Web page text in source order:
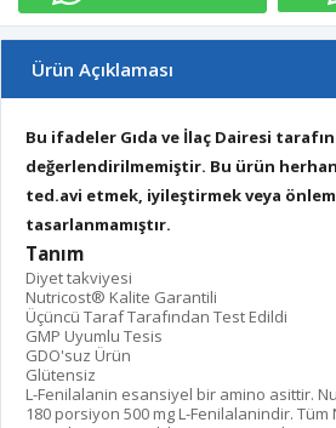
Ürün Açıklaması
Bu ifadeler Gıda ve İlaç Dairesi
değerlendirilmemiştir. Bu ürün
ted.avi etmek, iyileştirmek veya
tasarlanmamıştır.
Tanım
Diyet takviyesi
Nutricost® Kalite Garantili
Üçüncü Taraf Tarafından Test Edildi
GMP Uyumlu Tesis
GDO'suz Ürün
Glütensiz
L-Fenilalanin esansiyel bir amino asittir.
180 porsiyon 500 mg L-Fenilalanindir.